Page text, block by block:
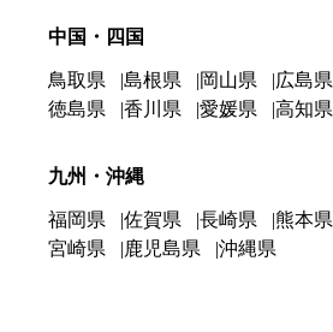
中国・四国
鳥取県 島根県 岡山県 広島県
徳島県
香川県 愛媛県 高知県
九州・沖縄
福岡県 佐賀県 長崎県 熊本県
宮崎県
鹿児島県 沖縄県